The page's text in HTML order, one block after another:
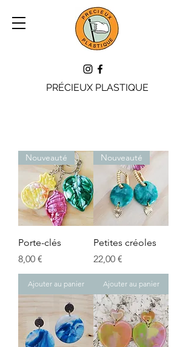
PRÉCIEUX PLASTIQUE
Nouveauté
Porte-clés
Prix
8,00 €
Ajouter au panier
Nouveauté
Petites créoles
Prix
22,00 €
Ajouter au panier